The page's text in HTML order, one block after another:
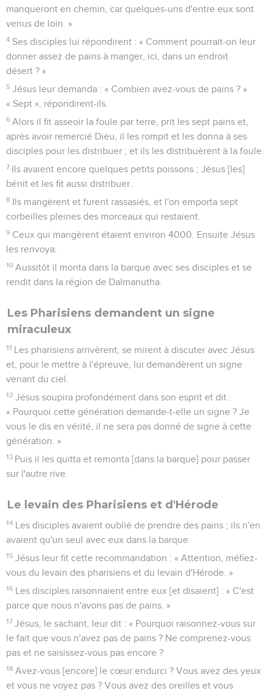
manqueront en chemin, car quelques-uns d'entre eux sont
venus de loin. »
4 Ses disciples lui répondirent : « Comment pourrait-on leur
donner assez de pains à manger, ici, dans un endroit
désert ? »
5 Jésus leur demanda : « Combien avez-vous de pains ? »
« Sept », répondirent-ils.
6 Alors il fit asseoir la foule par terre, prit les sept pains et,
après avoir remercié Dieu, il les rompit et les donna à ses
disciples pour les distribuer ; et ils les distribuèrent à la foule.
7 Ils avaient encore quelques petits poissons ; Jésus [les]
bénit et les fit aussi distribuer.
8 Ils mangèrent et furent rassasiés, et l'on emporta sept
corbeilles pleines des morceaux qui restaient.
9 Ceux qui mangèrent étaient environ 4000. Ensuite Jésus
les renvoya.
10 Aussitôt il monta dans la barque avec ses disciples et se
rendit dans la région de Dalmanutha.
Les Pharisiens demandent un signe
miraculeux
11 Les pharisiens arrivèrent, se mirent à discuter avec Jésus
et, pour le mettre à l'épreuve, lui demandèrent un signe
venant du ciel.
12 Jésus soupira profondément dans son esprit et dit :
« Pourquoi cette génération demande-t-elle un signe ? Je
vous le dis en vérité, il ne sera pas donné de signe à cette
génération. »
13 Puis il les quitta et remonta [dans la barque] pour passer
sur l'autre rive.
Le levain des Pharisiens et d'Hérode
14 Les disciples avaient oublié de prendre des pains ; ils n'en
avaient qu'un seul avec eux dans la barque.
15 Jésus leur fit cette recommandation : « Attention, méfiez-
vous du levain des pharisiens et du levain d'Hérode. »
16 Les disciples raisonnaient entre eux [et disaient] : « C'est
parce que nous n'avons pas de pains. »
17 Jésus, le sachant, leur dit : « Pourquoi raisonnez-vous sur
le fait que vous n'avez pas de pains ? Ne comprenez-vous
pas et ne saisissez-vous pas encore ?
18 Avez-vous [encore] le cœur endurci ? Vous avez des yeux
et vous ne voyez pas ? Vous avez des oreilles et vous